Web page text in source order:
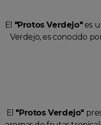
El "Protos Verdejo"es
Verdejo, es conocido
El "Protos Verdejo"